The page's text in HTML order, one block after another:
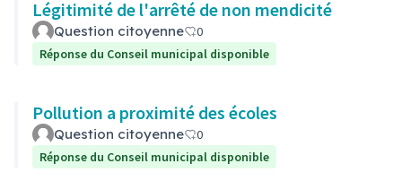
Légitimité de l'arrêté de non mendicité
Question citoyenne
0
Réponse du Conseil municipal disponible
Pollution a proximité des écoles
Question citoyenne
0
Réponse du Conseil municipal disponible